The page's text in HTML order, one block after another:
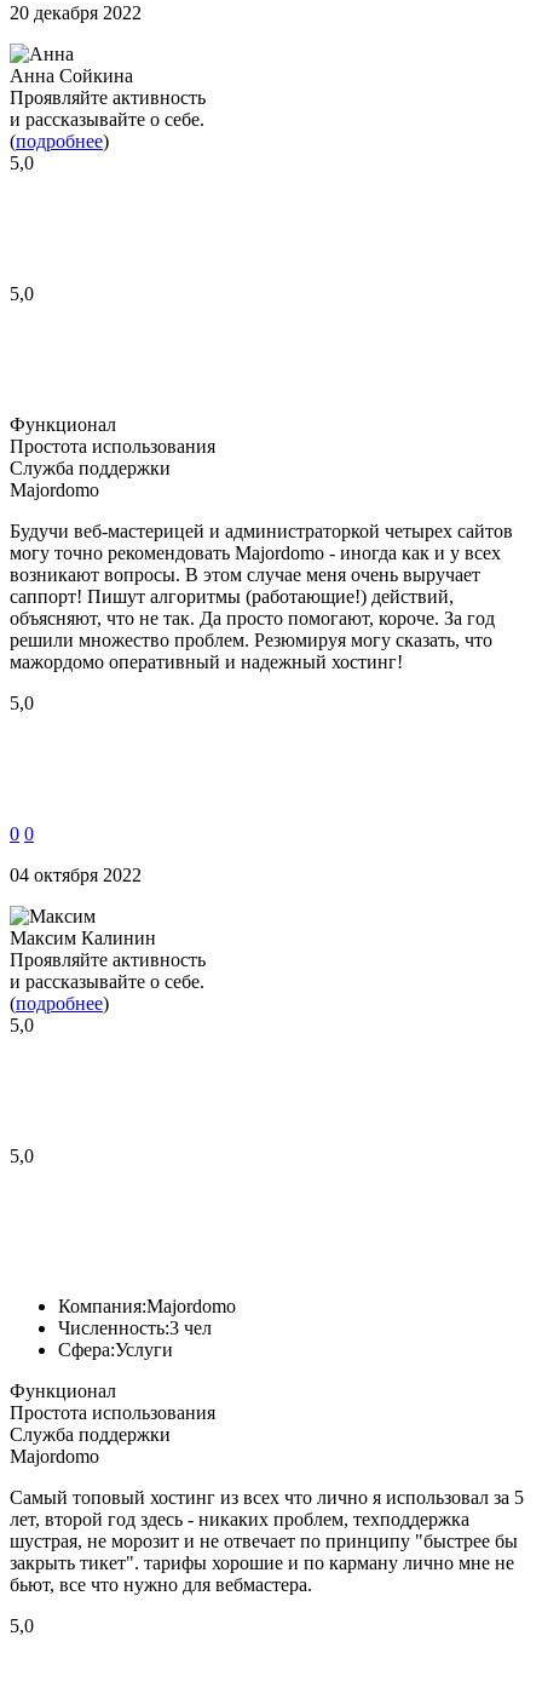
20 декабря 2022
Анна Сойкина
Проявляйте активность
и рассказывайте о себе.
(подробнее)
5,0
5,0
Функционал
Простота использования
Служба поддержки
Majordomo
Будучи веб-мастерицей и администраторкой четырех сайтов
могу точно рекомендовать Majordomo - иногда как и у всех
возникают вопросы. В этом случае меня очень выручает
саппорт! Пишут алгоритмы (работающие!) действий,
объясняют, что не так. Да просто помогают, короче. За год
решили множество проблем. Резюмируя могу сказать, что
мажордомо оперативный и надежный хостинг!
5,0
0 0
04 октября 2022
Максим Калинин
Проявляйте активность
и рассказывайте о себе.
(подробнее)
5,0
5,0
Компания:Majordomo
Численность:3 чел
Сфера:Услуги
Функционал
Простота использования
Служба поддержки
Majordomo
Самый топовый хостинг из всех что лично я использовал за 5
лет, второй год здесь - никаких проблем, техподдержка
шустрая, не морозит и не отвечает по принципу "быстрее бы
закрыть тикет". тарифы хорошие и по карману лично мне не
бьют, все что нужно для вебмастера.
5,0